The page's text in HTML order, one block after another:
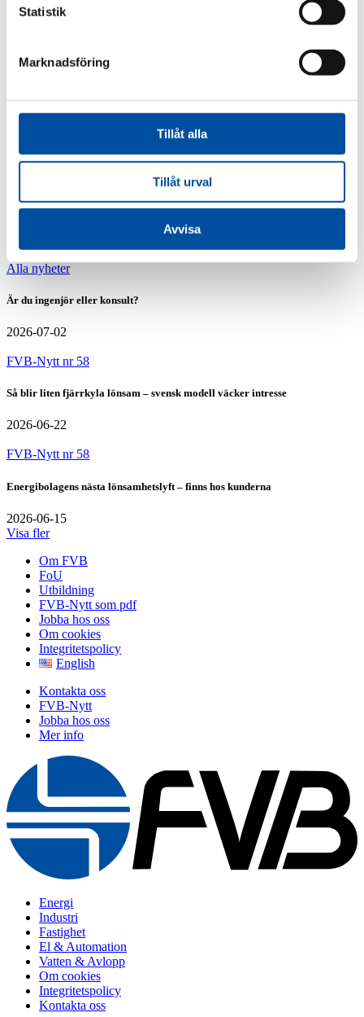
Statistik
Marknadsföring
Tillåt alla
Tillåt urval
Avvisa
Vattenfall enats om att bygga en fjärrvärmeledning mellan Nyköping
och Oxelösund. FVB har fått uppdraget att projektera ledningen
som mäter cirka elva km. År 2026 räknar man med att kunna ta
Alla nyheter
Är du ingenjör eller konsult?
2026-07-02
FVB-Nytt nr 58
Så blir liten fjärrkyla lönsam – svensk modell väcker intresse
2026-06-22
FVB-Nytt nr 58
Energibolagens nästa lönsamhetslyft – finns hos kunderna
2026-06-15
Visa fler
Om FVB
FoU
Utbildning
FVB-Nytt som pdf
Jobba hos oss
Om cookies
Integritetspolicy
English
Kontakta oss
FVB-Nytt
Jobba hos oss
Mer info
Energi
Industri
Fastighet
El & Automation
Vatten & Avlopp
Om cookies
Integritetspolicy
Kontakta oss